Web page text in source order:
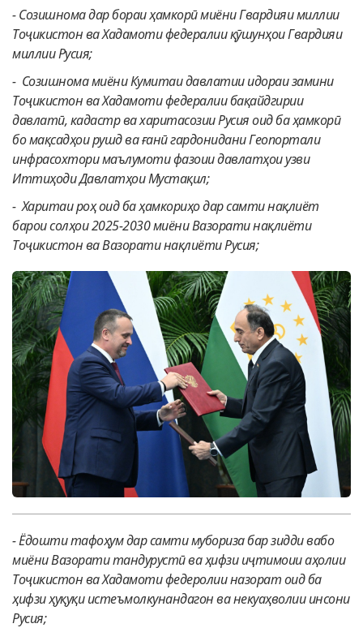
-Созишнома дар бораи ҳамкорӣ миёни Гвардияи миллии
Тоҷикистон ва Хадамоти федералии қӯшунҳои Гвардияи
миллии Русия;
- Созишнома миёни Кумитаи давлатии идораи замини
Тоҷикистон ва Хадамоти федералии бақайдгирии
давлатӣ, кадастр ва харитасозии Русия оид ба ҳамкорӣ
бо мақсадҳои рушд ва ғанӣ гардонидани Геопортали
инфрасохтори маълумоти фазоии давлатҳои узви
Иттиҳоди Давлатҳои Мустақил;
- Харитаи роҳ оид ба ҳамкориҳо дар самти нақлиёт
барои солҳои 2025-2030 миёни Вазорати нақлиёти
Тоҷикистон ва Вазорати нақлиёти Русия;
-Ёдошти тафоҳум дар самти мубориза бар зидди вабо
миёни Вазорати тандурустӣ ва ҳифзи иҷтимоии аҳолии
Тоҷикистон ва Хадамоти федеролии назорат оид ба
ҳифзи ҳуқуқи истеъмолкунандагон ва некуаҳволии инсони
Русия;